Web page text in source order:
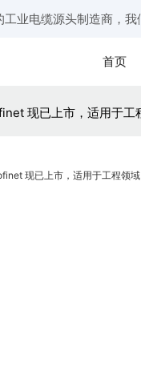
工业电缆源头制造商，
首页
现已上市，适用于工